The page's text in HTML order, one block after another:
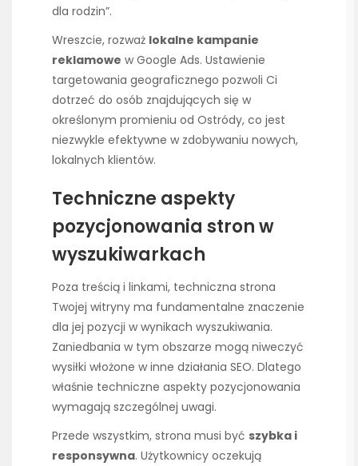
dla rodzin”.
Wreszcie, rozważ lokalne kampanie
reklamowe w Google Ads. Ustawienie
targetowania geograficznego pozwoli Ci
dotrzeć do osób znajdujących się w
określonym promieniu od Ostródy, co jest
niezwykle efektywne w zdobywaniu nowych,
lokalnych klientów.
Techniczne aspekty
pozycjonowania stron w
wyszukiwarkach
Poza treścią i linkami, techniczna strona
Twojej witryny ma fundamentalne znaczenie
dla jej pozycji w wynikach wyszukiwania.
Zaniedbania w tym obszarze mogą niweczyć
wysiłki włożone w inne działania SEO. Dlatego
właśnie techniczne aspekty pozycjonowania
wymagają szczególnej uwagi.
Przede wszystkim, strona musi być szybka i
responsywna. Użytkownicy oczekują